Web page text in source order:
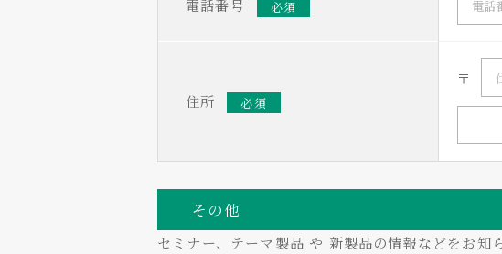
電話番号 必須
住所 必須
〒
その他
セミナー、テーマ製品 や 新製品の情報などをお知